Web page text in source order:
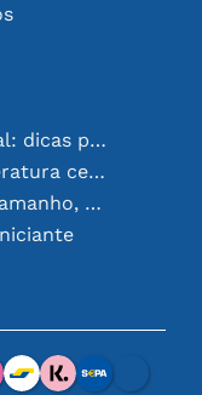
Soldando como um profissional: dicas para conexões eletrônicas perfeitas
Escolhendo o sensor de temperatura certo [youtube]
Baterias 18650: Pequenas em tamanho, grandes em desempenho